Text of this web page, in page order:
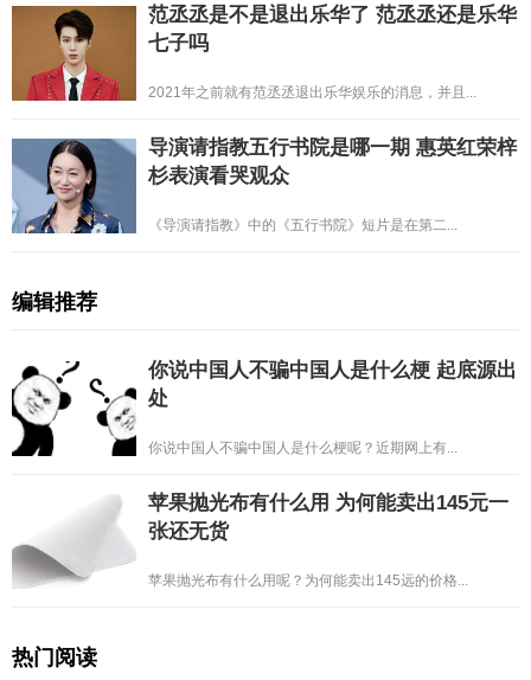
范丞丞是不是退出乐华了 范丞丞还是乐华
七子吗
2021年之前就有范丞丞退出乐华娱乐的消息，并且...
导演请指教五行书院是哪一期 惠英红荣梓
杉表演看哭观众
《导演请指教》中的《五行书院》短片是在第二...
编辑推荐
你说中国人不骗中国人是什么梗 起底源出
处
你说中国人不骗中国人是什么梗呢？近期网上有...
苹果抛光布有什么用 为何能卖出145元一
张还无货
苹果抛光布有什么用呢？为何能卖出145远的价格...
热门阅读